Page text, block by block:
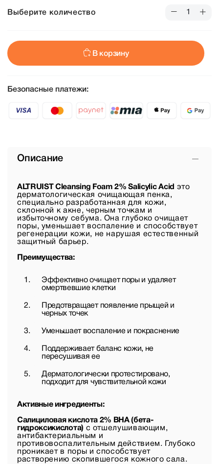
Выберите количество
В корзину
Безопасные платежи:
Описание
ALTRUIST Cleansing Foam 2% Salicylic Acid это
дерматологическая очищающая пенка,
специально разработанная для кожи,
склонной к акне, черным точкам и
избыточному себума. Она глубоко очищает
поры, уменьшает воспаление и способствует
регенерации кожи, не нарушая естественный
защитный барьер.
Преимущества:
Эффективно очищает поры и удаляет
омертвевшие клетки
Предотвращает появление прыщей и
черных точек
Уменьшает воспаление и покраснение
Поддерживает баланс кожи, не
пересушивая ее
Дерматологически протестировано,
подходит для чувствительной кожи
Активные ингредиенты:
Салициловая кислота 2% BHA (бета-
гидроксикислота) с отшелушивающим,
антибактериальным и
противовоспалительным действием. Глубоко
проникает в поры и способствует
растворению скопившегося кожного сала.